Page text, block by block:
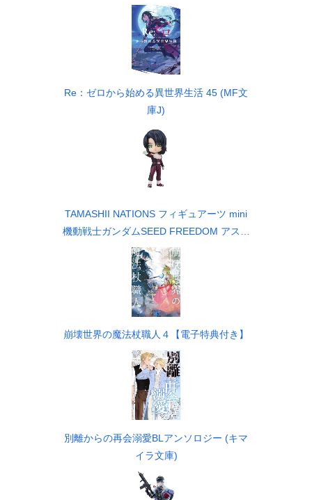
た件(かなで文庫)
Re：ゼロから始める異世界生活 45 (MF文
庫J)
TAMASHII NATIONS フィギュアーツ mini
機動戦士ガンダムSEED FREEDOM アスラ
ン・ザラ（再販版） 約90mm PVC&ABS製
塗装済み可動フィギュア
崩壊世界の魔法杖職人４【電子特典付き】
別離からの再会溺愛BLアンソロジー (キマ
イラ文庫)